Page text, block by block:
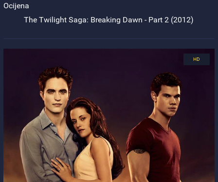
Ocijena
The Twilight Saga: Breaking Dawn - Part 2 (2012)